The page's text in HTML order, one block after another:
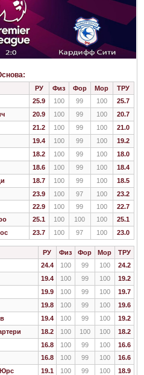
РУ Физ Фор Мор
ТРУ
25.9 100 99 100
25.7
20.9 100 99 100
20.7
21.2 100 99 100
21.0
19.4 100 99 100
19.2
18.2 100 99 100
18.0
18.6 100 99 100
18.4
18.7 100 99 100
18.5
23.9 100 97 100
23.2
22.9 100 99 100
22.7
25.1 100 100 100
25.1
23.7 100 97 100 23.0
РУ Физ Фор Мор
ТРУ
24.4 100 99 100
24.2
19.4 100 99 100
19.2
19.9 100 99 100
19.7
19.8 100 99 100
19.6
19.4 100 99 100
19.2
18.2 100 100 100
18.2
16.8 100 99 100
16.6
16.8 100 99 100
16.6
19.1 100 99 100
18.9